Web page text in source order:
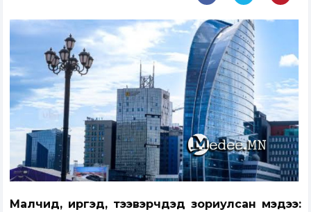
Малчид, иргэд, тээвэрчдэд зориулсан мэдээ: